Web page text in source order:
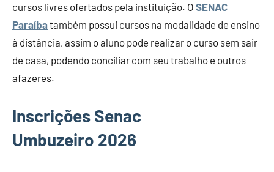
cursos livres ofertados pela instituição. O SENAC
Paraíbatambém possui cursos na modalidade de ensino
à distância, assim o aluno pode realizar o curso sem sair
de casa, podendo conciliar com seu trabalho e outros
afazeres.
Inscrições Senac
Umbuzeiro 2026